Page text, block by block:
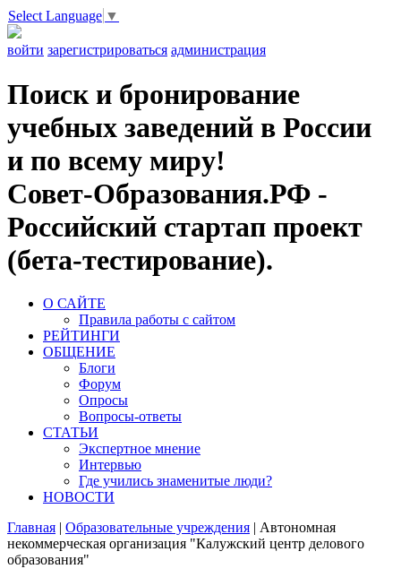
Select Language ▼
войти зарегистрироваться администрация
Поиск и бронирование
учебных заведений в России
и по всему миру!
Совет-Образования.РФ -
Российский стартап проект
(бета-тестирование).
О САЙТЕ
Правила работы с сайтом
РЕЙТИНГИ
ОБЩЕНИЕ
Блоги
Форум
Опросы
Вопросы-ответы
СТАТЬИ
Экспертное мнение
Интервью
Где учились знаменитые люди?
НОВОСТИ
Главная | Образовательные учреждения | Автономная
некоммерческая организация "Калужский центр делового
образования"